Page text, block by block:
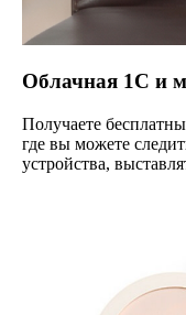
Облачная 1С и
Получаете
где вы можете
устройства,